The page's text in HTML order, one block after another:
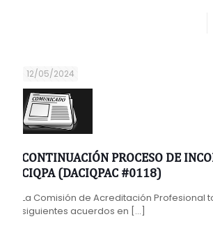
12/05/2024
CONTINUACIÓN PROCESO DE
CIQPA (DACIQPAC #0118)
La Comisión de Acreditación Profesional
siguientes acuerdos en […]